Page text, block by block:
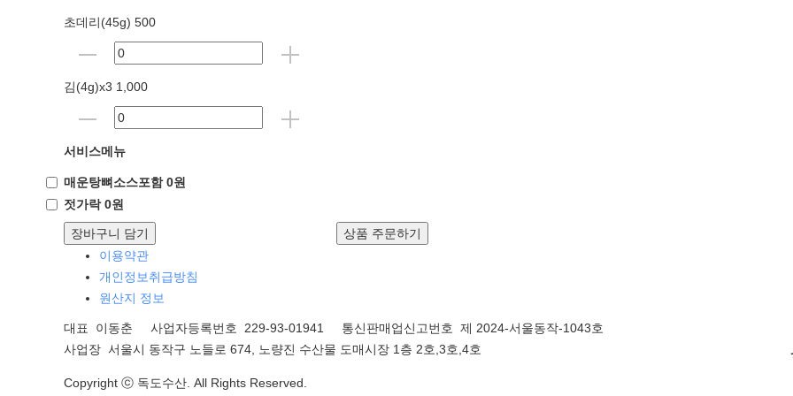
초데리(45g) 500
김(4g)x3 1,000
서비스메뉴
매운탕뼈소스포함 0원
젓가락 0원
장바구니 담기
상품 주문하기
이용약관
개인정보취급방침
원산지 정보
대표 이동춘 사업자등록번호 229-93-01941
통신판매업신고번호 제 2024-서울동작-1043호
사업장 서울시 동작구 노들로 674, 노량진 수산물 도매시장 1층 2호,3호,4호
Copyright ⓒ 독도수산. All Rights Reserved.